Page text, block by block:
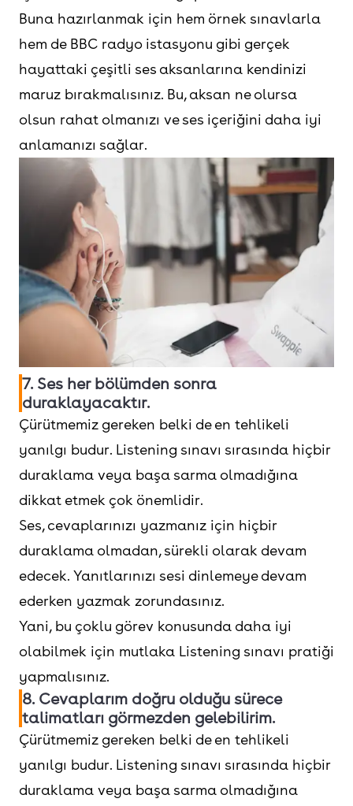
Buna hazırlanmak için hem örnek sınavlarla
hem de BBC radyo istasyonu gibi gerçek
hayattaki çeşitli ses aksanlarına kendinizi
maruz bırakmalısınız. Bu, aksan ne olursa
olsun rahat olmanızı ve ses içeriğini daha iyi
anlamanızı sağlar.
7. Ses her bölümden sonra
duraklayacaktır.
Çürütmemiz gereken belki de en tehlikeli
yanılgı budur. Listening sınavı sırasında hiçbir
duraklama veya başa sarma olmadığına
dikkat etmek çok önemlidir.
Ses, cevaplarınızı yazmanız için hiçbir
duraklama olmadan, sürekli olarak devam
edecek. Yanıtlarınızı sesi dinlemeye devam
ederken yazmak zorundasınız.
Yani, bu çoklu görev konusunda daha iyi
olabilmek için mutlaka Listening sınavı pratiği
yapmalısınız.
8. Cevaplarım doğru olduğu sürece
talimatları görmezden gelebilirim.
Çürütmemiz gereken belki de en tehlikeli
yanılgı budur. Listening sınavı sırasında hiçbir
duraklama veya başa sarma olmadığına